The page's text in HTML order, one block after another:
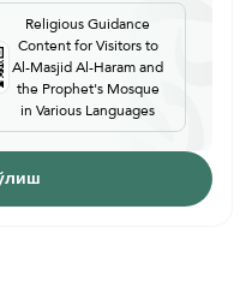
Religious Guidance
Content for Visitors to
Al-Masjid Al-Haram and
the Prophet's Mosque
in Various Languages